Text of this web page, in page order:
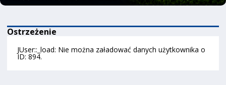
Ostrzeżenie
JUser::_load: Nie można załadować danych użytkownika o
ID: 894.